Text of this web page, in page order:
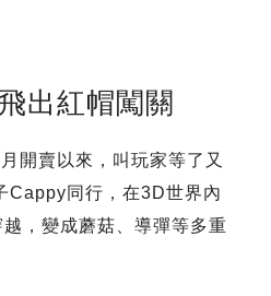
出紅帽闖關
開賣以來，叫玩家等了又
Cappy同行，在3D世界內
，變成蘑菇、導彈等多重